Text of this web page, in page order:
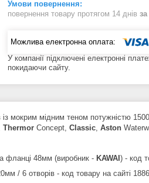
повернення товару протягом 14 днів
У компанії підключені електронні
покидаючи сайту.
мокрим мідним теном потужністю
Thermor Concept, Classic Aston
фланці 48мм (виробник - KAWAI ) - код
/ 6 отворів - код товару на сайті 1886.